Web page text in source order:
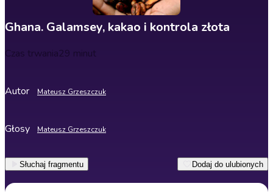
Ghana. Galamsey, kakao i kontrola złota
Czas trwania29 minut
Autor Mateusz Grzeszczuk
Głosy Mateusz Grzeszczuk
Słuchaj fragmentu Dodaj do ulubionych